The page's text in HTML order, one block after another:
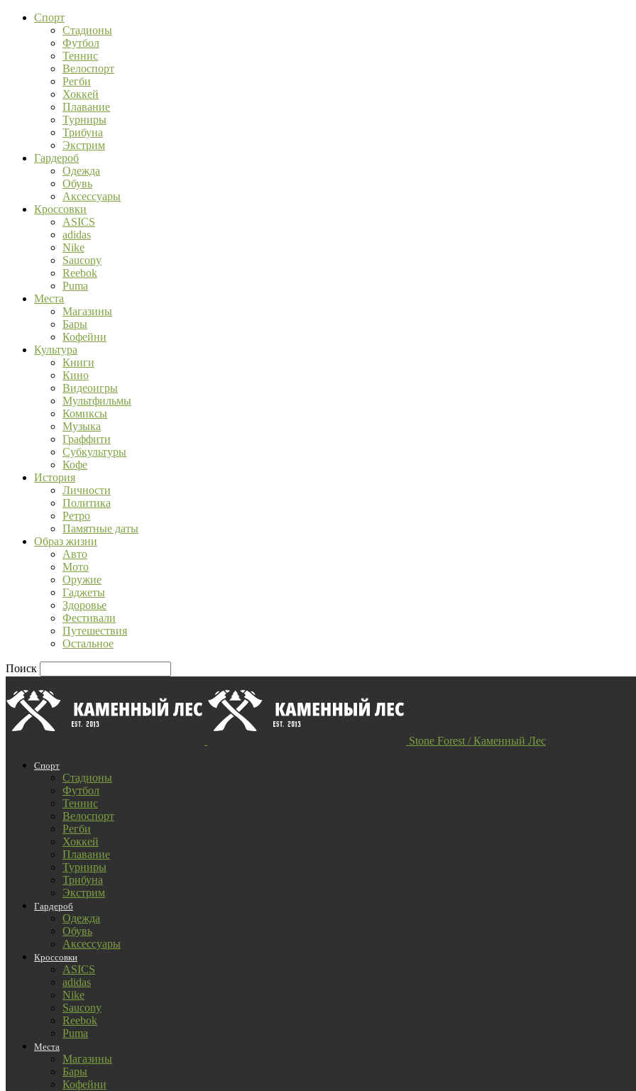
Спорт
Стадионы
Футбол
Теннис
Велоспорт
Регби
Хоккей
Плавание
Турниры
Трибуна
Экстрим
Гардероб
Одежда
Обувь
Аксессуары
Кроссовки
ASICS
adidas
Nike
Saucony
Reebok
Puma
Места
Магазины
Бары
Кофейни
Культура
Книги
Кино
Видеоигры
Мультфильмы
Комиксы
Музыка
Граффити
Субкультуры
Кофе
История
Личности
Политика
Ретро
Памятные даты
Образ жизни
Авто
Мото
Оружие
Гаджеты
Здоровье
Фестивали
Путешествия
Остальное
Поиск
Stone Forest / Каменный Лес
Спорт
Стадионы
Футбол
Теннис
Велоспорт
Регби
Хоккей
Плавание
Турниры
Трибуна
Экстрим
Гардероб
Одежда
Обувь
Аксессуары
Кроссовки
ASICS
adidas
Nike
Saucony
Reebok
Puma
Места
Магазины
Бары
Кофейни